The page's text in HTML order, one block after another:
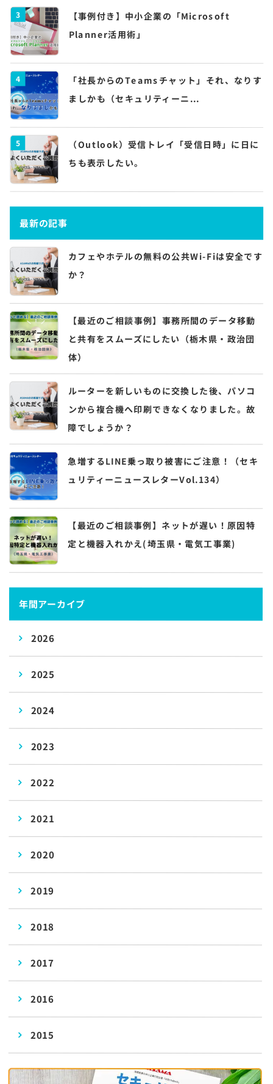
3 【事例付き】中小企業の「Microsoft
Planner活用術」
4 「社長からのTeamsチャット」それ、なりす
ましかも（セキュリティーニ...
5 （Outlook）受信トレイ「受信日時」に日に
ちも表示したい。
最新の記事
カフェやホテルの無料の公共Wi-Fiは安全です
か？
【最近のご相談事例】事務所間のデータ移動
と共有をスムーズにしたい（栃木県・政治団
体）
ルーターを新しいものに交換した後、パソコ
ンから複合機へ印刷できなくなりました。故
障でしょうか？
急増するLINE乗っ取り被害にご注意！（セキ
ュリティーニュースレターVol.134）
【最近のご相談事例】ネットが遅い！原因特
定と機器入れかえ(埼玉県・電気工事業)
年間アーカイブ
2026
2025
2024
2023
2022
2021
2020
2019
2018
2017
2016
2015